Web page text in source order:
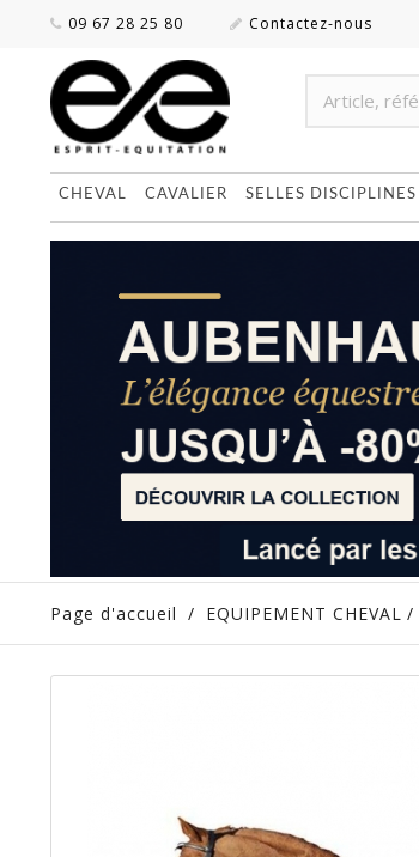
09 67 28 25 80 Contactez-nous
CHEVAL CAVALIER SELLES DISCIPLINES
Page d'accueil / EQUIPEMENT CHEVAL /